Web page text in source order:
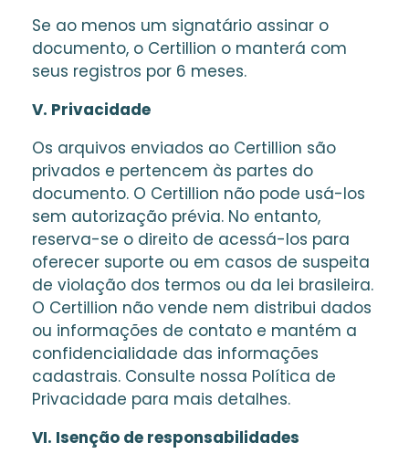
Se ao menos um signatário assinar o
documento, o Certillion o manterá com
seus registros por 6 meses.
V. Privacidade
Os arquivos enviados ao Certillion são
privados e pertencem às partes do
documento. O Certillion não pode usá-los
sem autorização prévia. No entanto,
reserva-se o direito de acessá-los para
oferecer suporte ou em casos de suspeita
de violação dos termos ou da lei brasileira.
O Certillion não vende nem distribui dados
ou informações de contato e mantém a
confidencialidade das informações
cadastrais. Consulte nossa Política de
Privacidade para mais detalhes.
VI. Isenção de responsabilidades